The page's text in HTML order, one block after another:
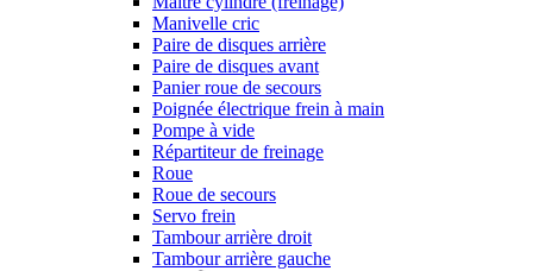
Manivelle cric
Paire de disques arrière
Paire de disques avant
Panier roue de secours
Poignée électrique frein à main
Pompe à vide
Répartiteur de freinage
Roue
Roue de secours
Servo frein
Tambour arrière droit
Tambour arrière gauche